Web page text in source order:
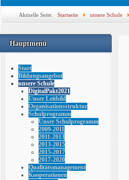
Aktuelle Seite: Startseite unsere Schule
Hauptmenü
Start
Bildungsangebot
unsere Schule
DigitalPakt2021
Unser Leitbild
Organisationsstruktur
Schulprogramm
Unser Schulprogramm
2009-2011
2011-2013
2013-2015
2015-2017
2017-2020
Qualitätsmanagement
Kooperationen